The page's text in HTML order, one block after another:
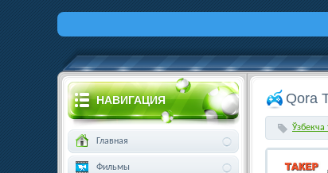
Qora
НАВИГАЦИЯ
Главная
Фильмы